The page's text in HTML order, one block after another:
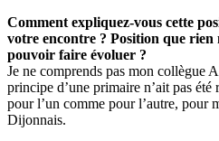
Comment expliquez-vous cette
votre encontre ? Position que rien
pouvoir faire évoluer ?
Je ne comprends pas mon collègue
principe d’une primaire n’ait pas
pour l’un comme pour l’autre, pour
Dijonnais.